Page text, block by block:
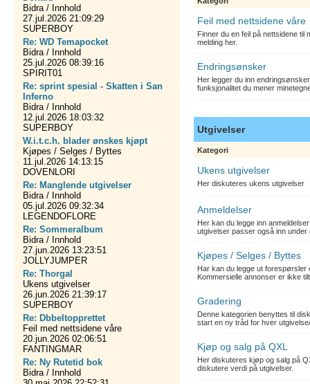
Bidra / Innhold
27.jul.2026 21:09:29
SUPERBOY
Re: WD Temapocket
Bidra / Innhold
25.jul.2026 08:39:16
SPIRIT01
Re: sprint spesial - Skatten i San
Inferno
Bidra / Innhold
12.jul.2026 18:03:32
SUPERBOY
W.i.t.c.h. blader ønskes kjøpt
Kjøpes / Selges / Byttes
11.jul.2026 14:13:15
DOVENLORI
Re: Manglende utgivelser
Bidra / Innhold
05.jul.2026 09:32:34
LEGENDOFLORE
Re: Sommeralbum
Bidra / Innhold
27.jun.2026 13:23:51
JOLLYJUMPER
Re: Thorgal
Ukens utgivelser
26.jun.2026 21:39:17
SUPERBOY
Re: Dbbeltopprettet
Feil med nettsidene våre
20.jun.2026 02:06:51
FANTINGMAR
Re: Ny Rutetid bok
Bidra / Innhold
Feil med nettsidene våre
Finner du en feil på nettsidene til
melding her.
Endringsønsker
Her legger du inn
funksjonalitet du mener
Utgivelser
Kategori
Ukens utgivelser
Her diskuteres ukens utgivelser
Anmeldelser
Her kan du legge inn
utgivelser passer også inn under
Kjøpes / Selges / Byttes
Har kan du legge ut forespørsler
Kommersielle annonser er ikke
Gradering
Denne kategorien benyttes til
start en ny tråd for hver
Kjøp og salg på QXL
Her diskuteres kjøp og salg på
diskutere verdi på utgivelser.